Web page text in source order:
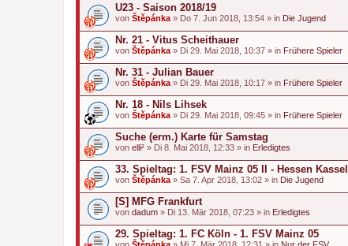
U23 - Saison 2018/19
von Štěpánka » Do 7. Jun 2018, 13:54 » in Die Jugend
Nr. 21 - Vitus Scheithauer
von Štěpánka » Di 29. Mai 2018, 10:37 » in Frühere Spieler
Nr. 31 - Julian Bauer
von Štěpánka » Di 29. Mai 2018, 10:17 » in Frühere Spieler
Nr. 18 - Nils Lihsek
von Štěpánka » Di 29. Mai 2018, 09:45 » in Frühere Spieler
Suche (erm.) Karte für Samstag
von elli² » Di 8. Mai 2018, 12:33 » in Erledigtes
33. Spieltag: 1. FSV Mainz 05 II - Hessen Kassel
von Štěpánka » Sa 7. Apr 2018, 13:02 » in Die Jugend
[S] MFG Frankfurt
von dadum » Di 13. Mär 2018, 07:23 » in Erledigtes
29. Spieltag: 1. FC Köln - 1. FSV Mainz 05
von Štěpánka » Mi 7. Mär 2018, 12:31 » in Nur der FSV